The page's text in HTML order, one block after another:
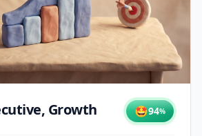
Growth 🤩94%